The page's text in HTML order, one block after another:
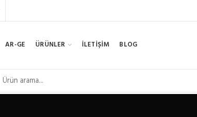
AR-GE ÜRÜNLER İLETİŞİM BLOG